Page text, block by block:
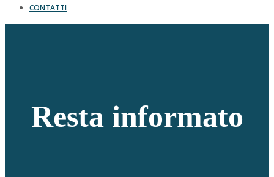
CONTATTI
Resta informato